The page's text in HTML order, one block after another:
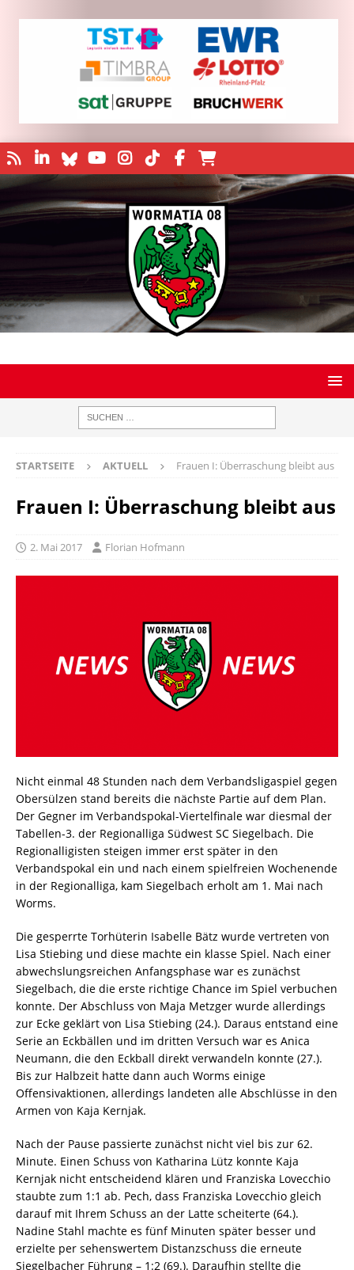
STARTSEITE AKTUELL Frauen I: Überraschung bleibt aus
Frauen I: Überraschung bleibt aus
2. Mai 2017 Florian Hofmann
Nicht einmal 48 Stunden nach dem Verbandsligaspiel gegen
Obersülzen stand bereits die nächste Partie auf dem Plan.
Der Gegner im Verbandspokal-Viertelfinale war diesmal der
Tabellen-3. der Regionalliga Südwest SC Siegelbach. Die
Regionalligisten steigen immer erst später in den
Verbandspokal ein und nach einem spielfreien Wochenende
in der Regionalliga, kam Siegelbach erholt am 1. Mai nach
Worms.
Die gesperrte Torhüterin Isabelle Bätz wurde vertreten von
Lisa Stiebing und diese machte ein klasse Spiel. Nach einer
abwechslungsreichen Anfangsphase war es zunächst
Siegelbach, die die erste richtige Chance im Spiel verbuchen
konnte. Der Abschluss von Maja Metzger wurde allerdings
zur Ecke geklärt von Lisa Stiebing (24.). Daraus entstand eine
Serie an Eckbällen und im dritten Versuch war es Anica
Neumann, die den Eckball direkt verwandeln konnte (27.).
Bis zur Halbzeit hatte dann auch Worms einige
Offensivaktionen, allerdings landeten alle Abschlüsse in den
Armen von Kaja Kernjak.
Nach der Pause passierte zunächst nicht viel bis zur 62.
Minute. Einen Schuss von Katharina Lütz konnte Kaja
Kernjak nicht entscheidend klären und Franziska Lovecchio
staubte zum 1:1 ab. Pech, dass Franziska Lovecchio gleich
darauf mit Ihrem Schuss an der Latte scheiterte (64.).
Nadine Stahl machte es fünf Minuten später besser und
erzielte per sehenswertem Distanzschuss die erneute
Siegelbacher Führung – 1:2 (69.). Daraufhin stellte die